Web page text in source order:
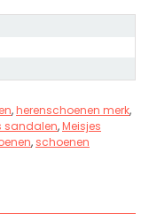
,herenschoenen merk,
sandalen,Meisjes
, schoenen